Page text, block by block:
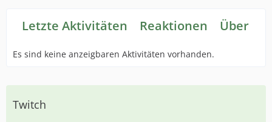
Letzte Aktivitäten Reaktionen Über
Es sind keine anzeigbaren Aktivitäten vorhanden.
Twitch